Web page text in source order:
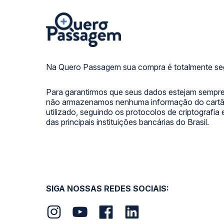
Na Quero Passagem sua compra é totalmente
Para garantirmos que seus dados estejam
não armazenamos nenhuma informação do
utilizado, seguindo os protocolos de criptografia
das principais instituições bancárias do Brasil.
SIGA NOSSAS REDES SOCIAIS: